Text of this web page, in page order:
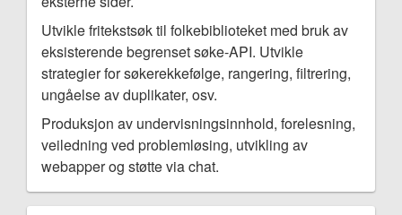
Utvikle fritekstsøk til folkebiblioteket med bruk av
eksisterende begrenset søke-API. Utvikle
strategier for søkerekkefølge, rangering, filtrering,
ungåelse av duplikater, osv.
Produksjon av undervisningsinnhold, forelesning,
veiledning ved problemløsing, utvikling av
webapper og støtte via chat.